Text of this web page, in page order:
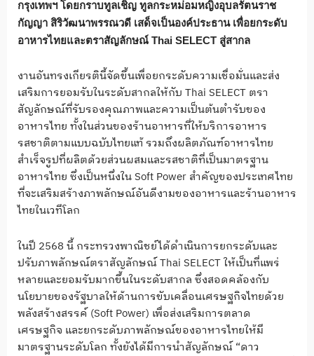
กรุงเทพฯ โดยกราบทูลเชิญ ทูลกระหม่อมหญิงอุบลรัตนราช
กัญญา สิริวัฒนาพรรณวดี เสด็จเป็นองค์ประธาน เพื่อยกระดับ
อาหารไทยและตราสัญลักษณ์ Thai SELECT สู่สากล
งานอันทรงเกียรตินี้จัดขึ้นเพื่อยกระดับความเชื่อมั่นและส่ง
เสริมการยอมรับในระดับสากลให้กับ Thai SELECT ตรา
สัญลักษณ์ที่รับรองคุณภาพและความเป็นต้นตำรับของ
อาหารไทย ทั้งในส่วนของร้านอาหารที่ให้บริการอาหาร
รสชาติตามแบบฉบับไทยแท้ รวมถึงผลิตภัณฑ์อาหารไทย
สำเร็จรูปที่ผลิตด้วยส่วนผสมและรสชาติที่เป็นมาตรฐาน
อาหารไทย ซึ่งเป็นหนึ่งใน Soft Power สำคัญของประเทศไทย
ที่จะเสริมสร้างภาพลักษณ์อันดีงามของอาหารและร้านอาหาร
ไทยในเวทีโลก
ในปี 2568 นี้ กระทรวงพาณิชย์ได้ดำเนินการยกระดับและ
ปรับภาพลักษณ์ตราสัญลักษณ์ Thai SELECT ให้เป็นที่แพร่
หลายและยอมรับมากขึ้นในระดับสากล ซึ่งสอดคล้องกับ
นโยบายของรัฐบาลให้ด้านการขับเคลื่อนเศรษฐกิจไทยด้วย
พลังสร้างสรรค์ (Soft Power) เพื่อส่งเสริมการตลาด
เศรษฐกิจ และยกระดับภาพลักษณ์ของอาหารไทยให้มี
มาตรฐานระดับโลก ทั้งยังได้มีการนำสัญลักษณ์ “ดาว